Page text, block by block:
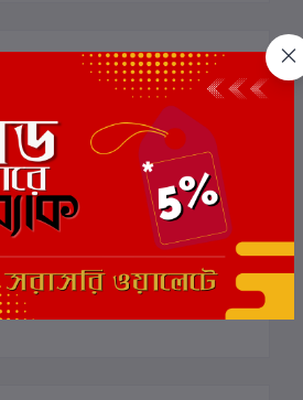
(0 পর্যালোচনা)
বই-এ রেটিং দিন
এখনও কোন পর্যালোচনা নেই